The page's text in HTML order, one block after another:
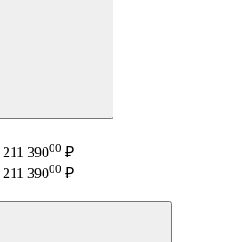
211 39000 ₽
211 39000 ₽